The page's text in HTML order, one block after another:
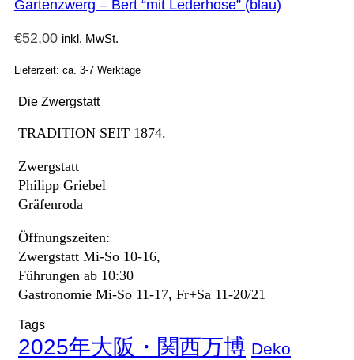
Gartenzwerg – Bert “mit Lederhose” (blau)
€52,00 inkl. MwSt.
Lieferzeit: ca. 3-7 Werktage
Die Zwergstatt
TRADITION SEIT 1874.
Zwergstatt
Philipp Griebel
Gräfenroda
Öffnungszeiten:
Zwergstatt Mi-So 10-16,
Führungen ab 10:30
Gastronomie Mi-So 11-17, Fr+Sa 11-20/21
Tags
2025年大阪・関西万博 Deko